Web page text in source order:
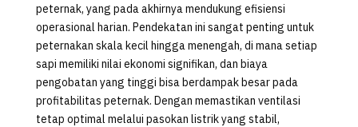
peternak, yang pada akhirnya mendukung efisiensi
operasional harian. Pendekatan ini sangat penting untuk
peternakan skala kecil hingga menengah, di mana setiap
sapi memiliki nilai ekonomi signifikan, dan biaya
pengobatan yang tinggi bisa berdampak besar pada
profitabilitas peternak. Dengan memastikan ventilasi
tetap optimal melalui pasokan listrik yang stabil,